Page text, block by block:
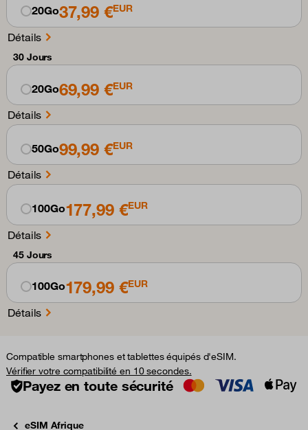
20Go37,99 €EUR
Détails
30 Jours
20Go69,99 €EUR
Détails
50Go99,99 €EUR
Détails
100Go177,99 €EUR
Détails
45 Jours
100Go179,99 €EUR
Détails
Compatible smartphones et tablettes équipés d'eSIM.
Vérifier votre compatibilité en 10 secondes.
Payez en toute sécurité
eSIM Afrique